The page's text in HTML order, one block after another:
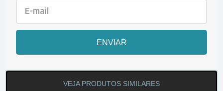
ENVIAR
VEJA PRODUTOS SIMILARES